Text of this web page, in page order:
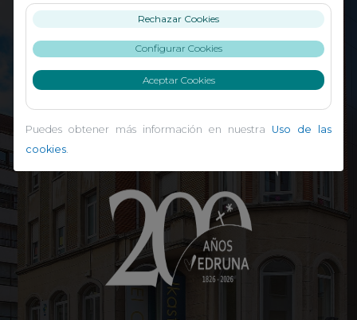
Rechazar Cookies
Configurar Cookies
Aceptar Cookies
Puedes obtener más información en nuestra Uso de las
cookies